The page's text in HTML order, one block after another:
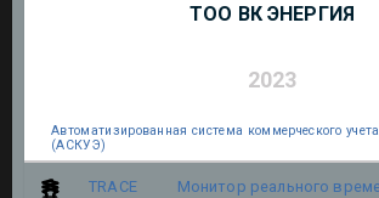
ТОО ВК ЭНЕРГИЯ
2023
Автоматизированная система коммерческого
(АСКУЭ)
TRACE
Монитор реального